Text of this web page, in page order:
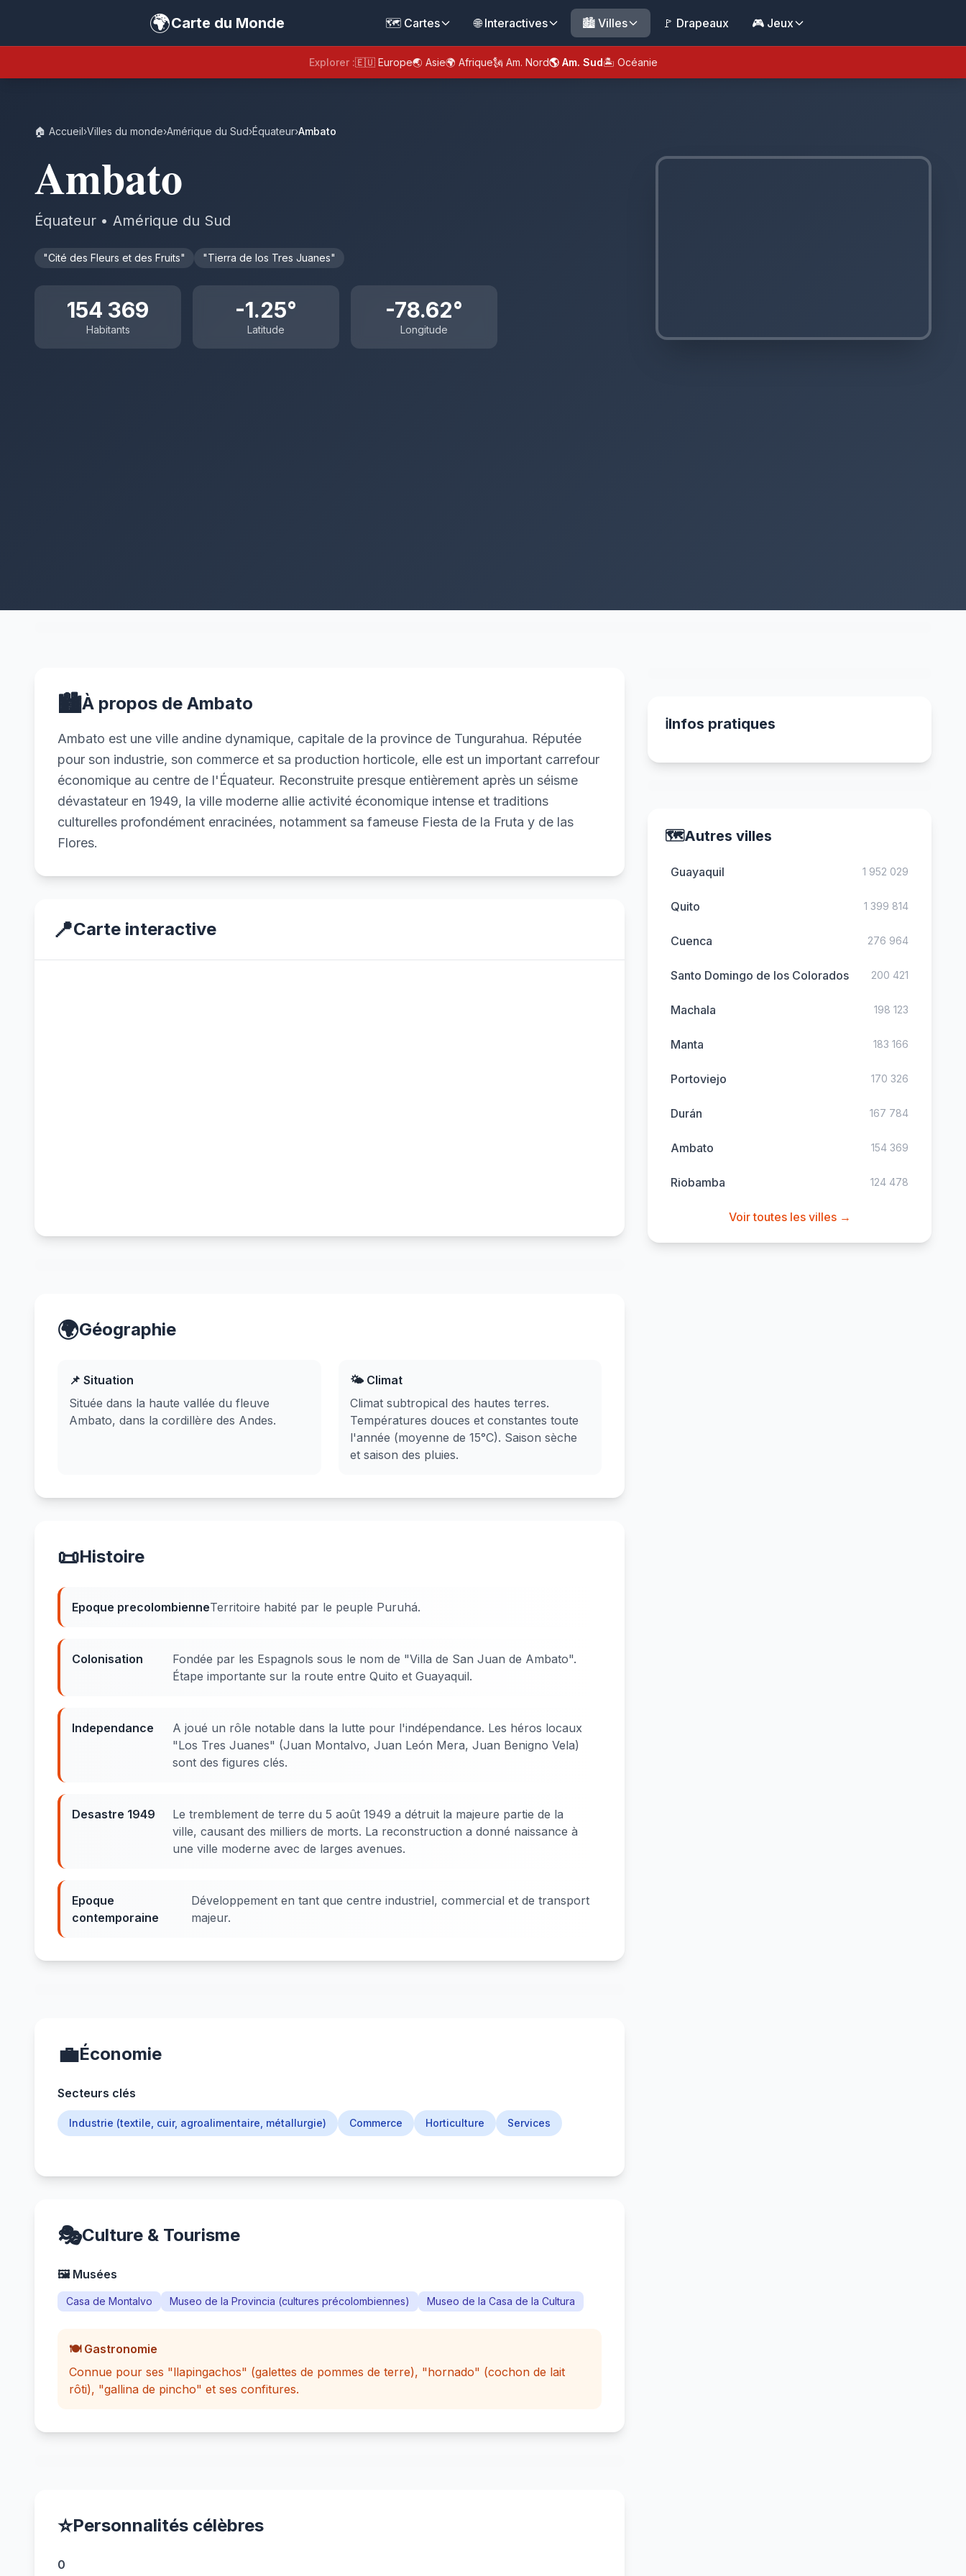
🌍Carte du Monde 🗺️ Cartes 🌐 Interactives 🏙️ Villes 🚩 Drapeaux 🎮 Jeux
Explorer :🇪🇺 Europe🌏 Asie🌍 Afrique🗽 Am. Nord🌎 Am. Sud🏝️ Océanie
🏠 Accueil›Villes du monde›Amérique du Sud›Équateur›Ambato
Ambato
Équateur • Amérique du Sud
"Cité des Fleurs et des Fruits" "Tierra de los Tres Juanes"
154 369
Habitants
-1.25°
Latitude
-78.62°
Longitude
🏙️À propos de Ambato
Ambato est une ville andine dynamique, capitale de la province de Tungurahua. Réputée
pour son industrie, son commerce et sa production horticole, elle est un important carrefour
économique au centre de l'Équateur. Reconstruite presque entièrement après un séisme
dévastateur en 1949, la ville moderne allie activité économique intense et traditions
culturelles profondément enracinées, notamment sa fameuse Fiesta de la Fruta y de las
Flores.
📍Carte interactive
🌍Géographie
📌 Situation
Située dans la haute vallée du fleuve
Ambato, dans la cordillère des Andes.
🌤️ Climat
Climat subtropical des hautes terres.
Températures douces et constantes toute
l'année (moyenne de 15°C). Saison sèche
et saison des pluies.
📜Histoire
Epoque precolombienneTerritoire habité par le peuple Puruhá.
Colonisation
Fondée par les Espagnols sous le nom de "Villa de San Juan de Ambato".
Étape importante sur la route entre Quito et Guayaquil.
Independance
A joué un rôle notable dans la lutte pour l'indépendance. Les héros locaux
"Los Tres Juanes" (Juan Montalvo, Juan León Mera, Juan Benigno Vela)
sont des figures clés.
Desastre 1949
Le tremblement de terre du 5 août 1949 a détruit la majeure partie de la
ville, causant des milliers de morts. La reconstruction a donné naissance à
une ville moderne avec de larges avenues.
Epoque
contemporaine
Développement en tant que centre industriel, commercial et de transport
majeur.
💼Économie
Secteurs clés
Industrie (textile, cuir, agroalimentaire, métallurgie) Commerce Horticulture Services
🎭Culture & Tourisme
🖼️ Musées
Casa de Montalvo Museo de la Provincia (cultures précolombiennes) Museo de la Casa de la Cultura
🍽️ Gastronomie
Connue pour ses "llapingachos" (galettes de pommes de terre), "hornado" (cochon de lait
rôti), "gallina de pincho" et ses confitures.
⭐Personnalités célèbres
0
ℹ️Infos pratiques
🗺️Autres villes
Guayaquil 1 952 029
Quito 1 399 814
Cuenca 276 964
Santo Domingo de los Colorados 200 421
Machala 198 123
Manta 183 166
Portoviejo 170 326
Durán 167 784
Ambato 154 369
Riobamba 124 478
Voir toutes les villes →